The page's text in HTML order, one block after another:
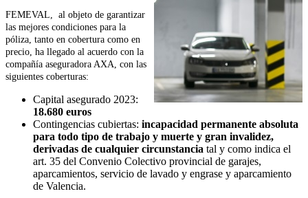
FEMEVAL, al objeto de garantizar
las mejores condiciones para la
póliza, tanto en cobertura como en
precio, ha llegado al acuerdo con la
compañía aseguradora AXA, con las
siguientes coberturas:
Capital asegurado 2023:
18.680 euros
Contingencias cubiertas: incapacidad permanente absoluta
para todo tipo de trabajo y muerte y gran invalidez,
derivadas de cualquier circunstancia tal y como indica el
art. 35 del Convenio Colectivo provincial de garajes,
aparcamientos, servicio de lavado y engrase y aparcamiento
de Valencia.